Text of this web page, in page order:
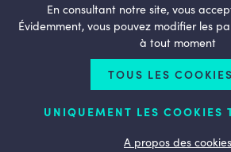
Neupré
Bassin de vie
Le Mouvement
LESENGAGÉS.BE
En consultant notre site, vous
Évidemment, vous pouvez modifier les
à tout moment
TOUS LES COOKIES
UNIQUEMENT LES COOKIES
A propos des cookies